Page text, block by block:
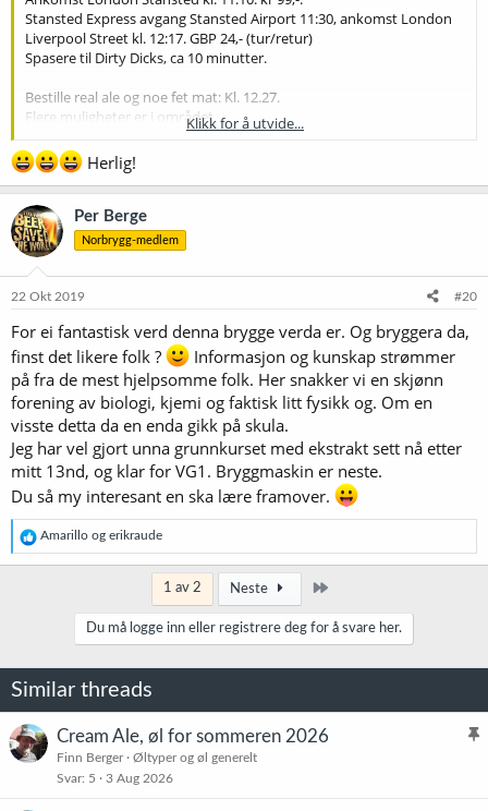
Stansted Express avgang Stansted Airport 11:30, ankomst London
Liverpool Street kl. 12:17. GBP 24,- (tur/retur)
Spasere til Dirty Dicks, ca 10 minutter.
Bestille real ale og noe fet mat: Kl. 12.27.
Flere muligheter er i området.
Stansted Express avgang London Liverpool Steet kl. 17:39, ankomst
Stansted Airport kl. 18:32.
Ryanair avgang London Stansted torsdag 21. november kl. 19:10.
Ankomst OSL Gardermoen kl. 22:15 kr 99,-
Det er anbefalt å holde seg til lokalt øl fra London-området for å
holde klimaavtrykket nede, men det er altså fullt mulig å våkne om
morgenen på Hadeland, spise lunsj med real ale til i London og
Gardermoen, vel å merke.
Klikk for å utvide...
Herlig!
Per Berge
Norbrygg-medlem
22 Okt 2019 #20
For ei fantastisk verd denna brygge verda er. Og bryggera da,
finst det likere folk ?
Informasjon og kunskap strømmer
på fra de mest hjelpsomme folk. Her snakker vi en skjønn
forening av biologi, kjemi og faktisk litt fysikk og. Om en
visste detta da en enda gikk på skula.
Jeg har vel gjort unna grunnkurset med ekstrakt sett nå etter
mitt 13nd, og klar for VG1. Bryggmaskin er neste.
Du så my interesant en ska lære framover.
R
e
a
r
Amarillo og erikraude
1 av 2 Neste
Du må logge inn eller registrere deg for å svare her.
Similar threads
K
Cream Ale, øl for sommeren 2026
Finn Berger
Øltyper og øl generelt
Svar 5 3 Aug 2026